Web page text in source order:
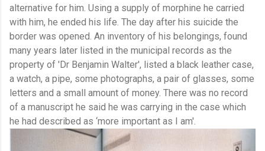
alternative for him. Using a supply of morphine he carried
with him, he ended his life. The day after his suicide the
border was opened. An inventory of his belongings, found
many years later listed in the municipal records as the
property of 'Dr Benjamin Walter', listed a black leather case,
a watch, a pipe, some photographs, a pair of glasses, some
letters and a small amount of money. There was no record
of a manuscript he said he was carrying in the case which
he had described as ‘more important as I am'.